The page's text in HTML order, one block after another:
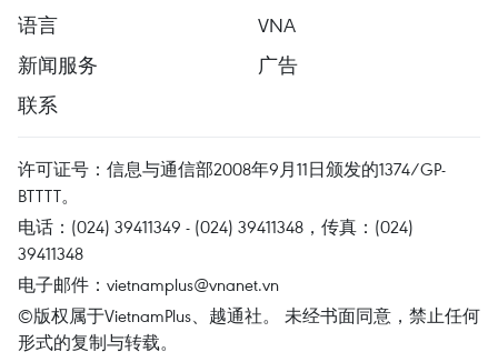
语言
VNA
新闻服务
广告
联系
许可证号：信息与通信部2008年9月11日颁发的1374/GP-
BTTTT。
电话：(024) 39411349 - (024) 39411348，传真：(024)
39411348
电子邮件： vietnamplus@vnanet.vn
©版权属于VietnamPlus、越通社。 未经书面同意，禁止任何
形式的复制与转载。